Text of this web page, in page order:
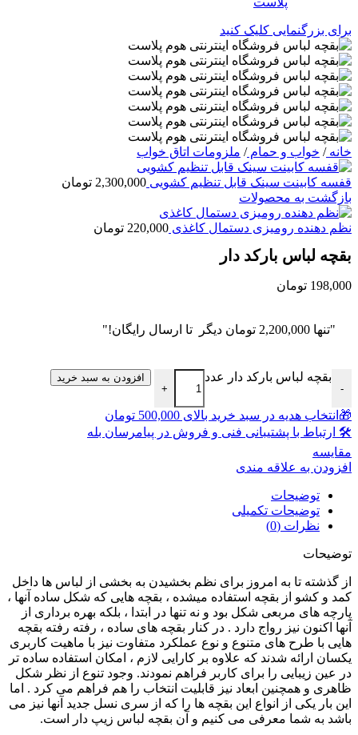
برای بزرگنمایی کلیک کنید
خانه/ خواب و حمام/ ملزومات اتاق خواب
قفسه کابینت سینک قابل تنظیم کشویی 2,300,000 تومان
بازگشت به محصولات
نظم دهنده رومیزی دستمال کاغذی 220,000 تومان
بقچه لباس بارکد دار
198,000 تومان
"تنها 2,200,000 تومان دیگر تا ارسال رایگان!"
-
بقچه لباس بارکد دار عدد
+
افزودن به سبد خرید
🎁انتخاب هدیه در سبد خرید بالای 500,000 تومان
🛠 ارتباط با پشتیبانی فنی و فروش در پیامرسان بله
مقايسه
افزودن به علاقه مندی
توضیحات
توضیحات تکمیلی
نظرات (0)
توضیحات
از گذشته تا به امروز برای نظم بخشیدن به بخشی از لباس ها داخل
کمد و کشو از بقچه استفاده میشده ، بقچه هایی که شکل ساده آنها ،
پارچه های مربعی شکل بود و نه تنها در ابتدا ، بلکه بهره برداری از
آنها اکنون نیز رواج دارد . در کنار بقچه های ساده ، رفته رفته بقچه
هایی با طرح های متنوع و نوع عملکرد متفاوت نیز با ماهیت کاربری
یکسان ارائه شدند که علاوه بر کارایی لازم ، امکان استفاده ساده تر
در عین زیبایی را برای کاربر فراهم نمودند. وجود تنوع از نظر شکل
ظاهری و همچنین ابعاد نیز قابلیت انتخاب را هم فراهم می کرد . اما
این بار یکی از انواع این بقچه ها را که از سری نسل جدید آنها نیز می
باشد به شما معرفی می کنیم و آن بقچه لباس زیپ دار است.